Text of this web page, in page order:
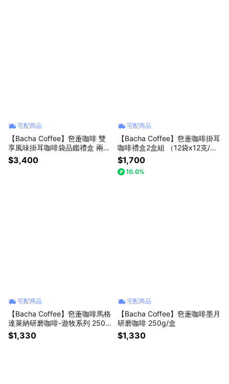
宅配商品
【Bacha Coffee】夿萐咖啡 雙
享風味掛耳咖啡袋品鑑禮盒 兩入
組 (收禮者自選風味)
$3,400
宅配商品
【Bacha Coffee】夿萐咖啡掛耳
咖啡禮盒2盒組 （12袋x12克/盒)
(收禮者自選風味-有緞帶包裝)
$1,700
10.0%
宅配商品
【Bacha Coffee】夿萐咖啡馬格
達萊納研磨咖啡-遊牧系列 250
g/盒
$1,330
宅配商品
【Bacha Coffee】夿萐咖啡墨月
研磨咖啡 250g/盒
$1,330